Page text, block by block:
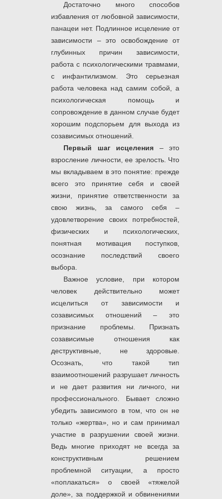
Достаточно много способов
избавления от любовной зависимости,
панацеи нет. Подлинное исцеление от
зависимости – это освобождение от
глубинных причин зависимости,
работа с психологическими травмами,
с инфантилизмом. Это серьезная
работа человека над самим собой, а
психологическая помощь и
сопровождение в данном случае будет
хорошим подспорьем для выхода из
созависимых отношений.
Первый шаг исцеления – это
взросление личности, ее зрелость. Что
мы вкладываем в это понятие: прежде
всего это принятие себя и своей
жизни, принятие ответственности за
свою жизнь, за самого себя –
удовлетворение своих потребностей,
физических и психологических,
понятная мотивация поступков,
осознание последствий своего
выбора.
Важное условие, при котором
человек действительно может
исцелиться от зависимости и
созависимых отношений – это
признание проблемы. Признать
созависимые отношения как
деструктивные, не здоровые.
Осознать, что такой тип
взаимоотношений разрушает личность
и не дает развития ни личного, ни
профессионального. Бывает сложно
убедить зависимого в том, что он не
только «жертва», но и сам принимал
участие в разрушении своей жизни.
Ведь многие приходят не всегда за
конструктивным решением
проблемной ситуации, а просто
«поплакаться» о своей «тяжелой
доле», за поддержкой и обвинениями